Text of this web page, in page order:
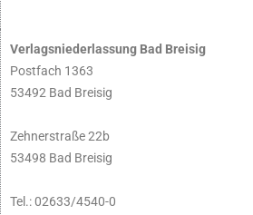
Verlagsniederlassung Bad Breisig
Postfach 1363
53492 Bad Breisig
Zehnerstraße 22b
53498 Bad Breisig
Tel.: 02633/4540-0